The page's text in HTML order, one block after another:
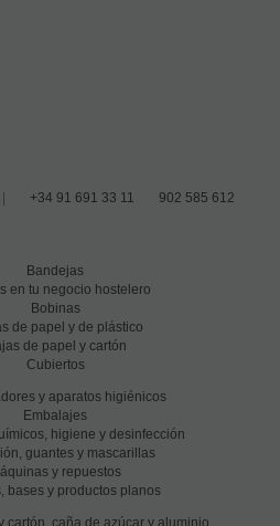
+34 91 691 33 11 902 585 612
Bandejas
en tu negocio hostelero
Bobinas
de papel y de plástico
de papel y cartón
Cubiertos
y aparatos higiénicos
Embalajes
higiene y desinfección
guantes y mascarillas
y repuestos
bases y productos planos
cartón, caña de azúcar y aluminio